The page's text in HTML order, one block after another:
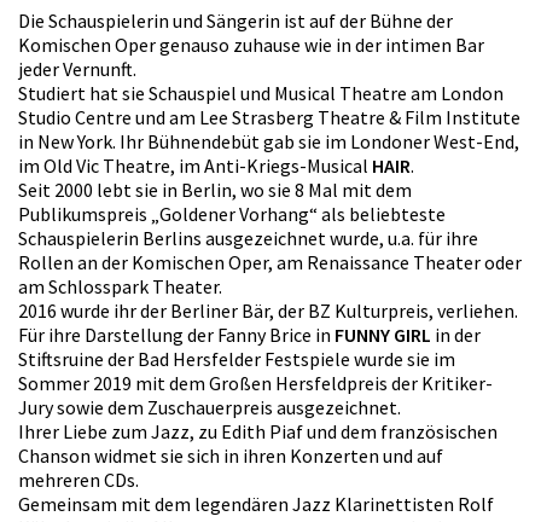
Die Schauspielerin und Sängerin ist auf der Bühne der
Komischen Oper genauso zuhause wie in der intimen Bar
jeder Vernunft.
Studiert hat sie Schauspiel und Musical Theatre am London
Studio Centre und am Lee Strasberg Theatre & Film Institute
in New York. Ihr Bühnendebüt gab sie im Londoner West-End,
im Old Vic Theatre, im Anti-Kriegs-Musical HAIR.
Seit 2000 lebt sie in Berlin, wo sie 8 Mal mit dem
Publikumspreis „Goldener Vorhang“ als beliebteste
Schauspielerin Berlins ausgezeichnet wurde, u.a. für ihre
Rollen an der Komischen Oper, am Renaissance Theater oder
am Schlosspark Theater.
2016 wurde ihr der Berliner Bär, der BZ Kulturpreis, verliehen.
Für ihre Darstellung der Fanny Brice in FUNNY GIRL in der
Stiftsruine der Bad Hersfelder Festspiele wurde sie im
Sommer 2019 mit dem Großen Hersfeldpreis der Kritiker-
Jury sowie dem Zuschauerpreis ausgezeichnet.
Ihrer Liebe zum Jazz, zu Edith Piaf und dem französischen
Chanson widmet sie sich in ihren Konzerten und auf
mehreren CDs.
Gemeinsam mit dem legendären Jazz Klarinettisten Rolf